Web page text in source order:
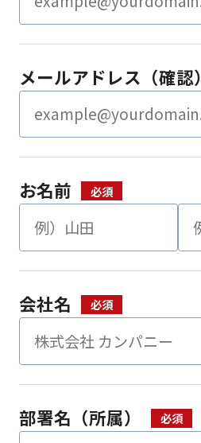
メールアドレス（確認）
お名前
会社名
部署名（所属）